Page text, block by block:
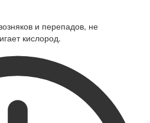
и перепадов, не
кислород.